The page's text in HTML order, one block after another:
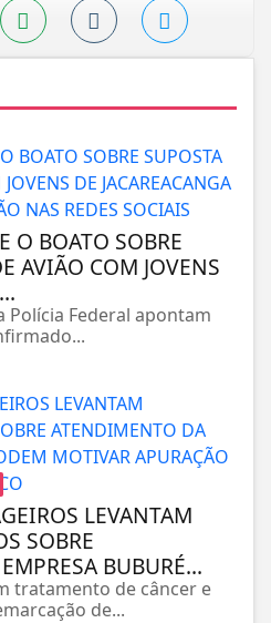
O BOATO SOBRE
AVIÃO COM JOVENS
Federal apontam
LEVANTAM
SOBRE
BUBURÉ...
tratamento de câncer e
de...